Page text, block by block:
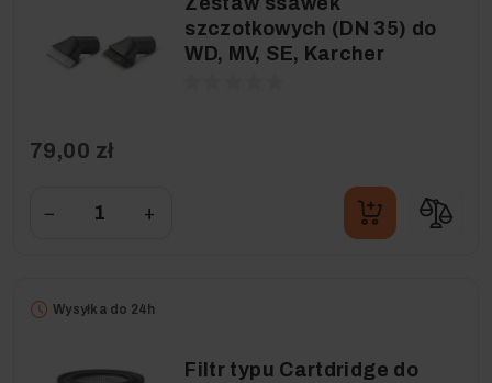
szczotkowych (DN 35) do
WD, MV, SE, Karcher
79,00 zł
− +
Wysyłka do 24h
Filtr typu Cartdridge do